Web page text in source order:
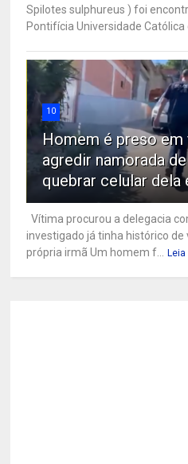
Spilotes sulphureus ) foi
Pontifícia Universidade Católica
10
Homem é preso em
agredir namorada
quebrar celular dela
Vítima procurou a delegacia
investigado já tinha histórico
própria irmã Um homem f...
Leia